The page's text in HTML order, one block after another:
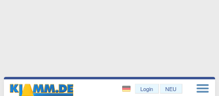
Login NEU